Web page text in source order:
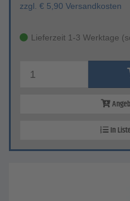
zzgl. € 5,90 Versandkosten
Lieferzeit 1-3 Werktage
In